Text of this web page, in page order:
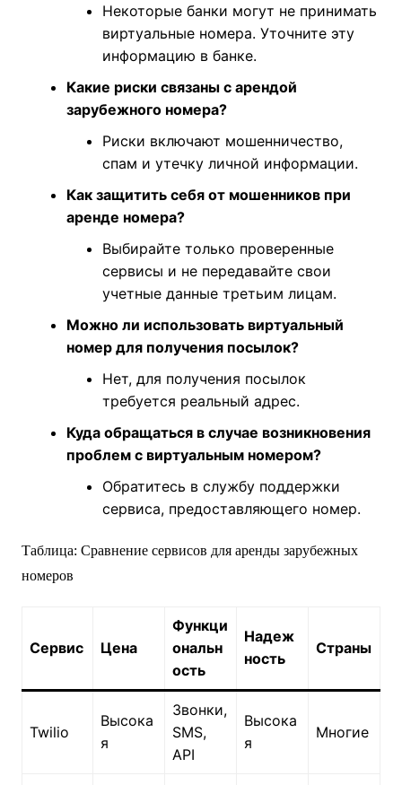
Некоторые банки могут не принимать
виртуальные номера. Уточните эту
информацию в банке.
Какие риски связаны с арендой
зарубежного номера?
Риски включают мошенничество,
спам и утечку личной информации.
Как защитить себя от мошенников при
аренде номера?
Выбирайте только проверенные
сервисы и не передавайте свои
учетные данные третьим лицам.
Можно ли использовать виртуальный
номер для получения посылок?
Нет, для получения посылок
требуется реальный адрес.
Куда обращаться в случае возникновения
проблем с виртуальным номером?
Обратитесь в службу поддержки
сервиса, предоставляющего номер.
Таблица: Сравнение сервисов для аренды зарубежных
номеров
Сервис Цена
Функци
ональн
ость
Надеж
ность
Страны
Twilio
Высока
я
Звонки,
SMS,
API
Высока
я
Многие